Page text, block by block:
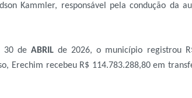
Kammler, responsável pela condução da
30 deABRIL de 2026, o município registrou
Erechim recebeu R$ 114.783.288,80 em